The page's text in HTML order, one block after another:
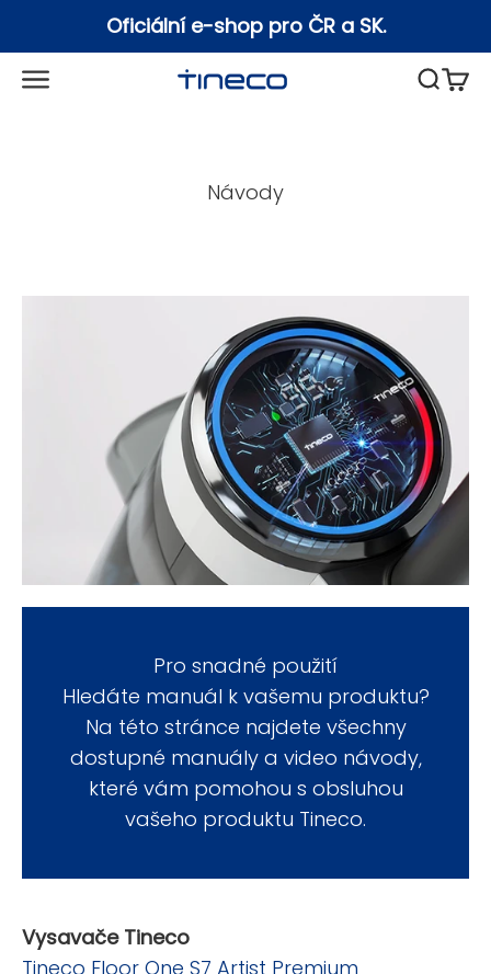
Přejít na obsahOficiální e-shop pro ČR a SK.
Tineco
Otevřít navigační menu Otevřít
Návody
Pro snadné použití
Hledáte manuál k vašemu produktu?
Na této stránce najdete všechny
dostupné manuály a video návody,
které vám pomohou s obsluhou
vašeho produktu Tineco.
Vysavače Tineco
Tineco Floor One S7 Artist Premium